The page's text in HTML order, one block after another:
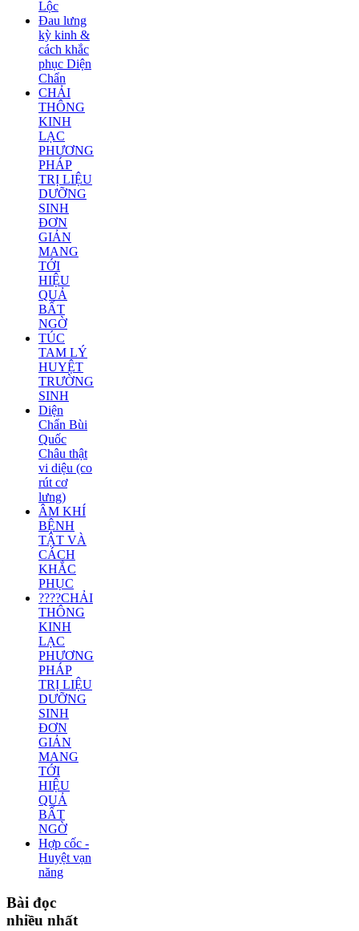
Lộc
Đau lưng
kỳ kinh &
cách khắc
phục Diện
Chẩn
CHẢI
THÔNG
KINH
LẠC
PHƯƠNG
PHÁP
TRỊ LIỆU
DƯỠNG
SINH
ĐƠN
GIẢN
MANG
TỚI
HIỆU
QUẢ
BẤT
NGỜ
TÚC
TAM LÝ
HUYỆT
TRƯỜNG
SINH
Diện
Chẩn Bùi
Quốc
Châu thật
vi diệu (co
rút cơ
lưng)
ÂM KHÍ
BỆNH
TẬT VÀ
CÁCH
KHẮC
PHỤC
????CHẢI
THÔNG
KINH
LẠC
PHƯƠNG
PHÁP
TRỊ LIỆU
DƯỠNG
SINH
ĐƠN
GIẢN
MANG
TỚI
HIỆU
QUẢ
BẤT
NGỜ
Hợp cốc -
Huyệt vạn
năng
Bài đọc
nhiều nhất